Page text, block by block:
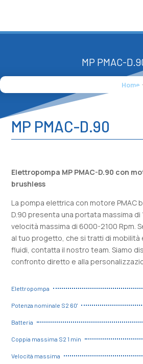
MP PMAC-
Home
MP PMAC-D.90
Elettropompa MP PMAC-D.90 con
brushless
La pompa elettrica con motore PMAC
D.90 presenta una portata massima di
velocità massima di 6000-2100 Rpm.
al tuo progetto, che si tratti di
fluidi, contatta il nostro team. Siamo
confronto diretto e alla
Elettropompa
Potenza nominale S2 60'
Batteria
Coppia massima S2 1 min
Velocità massima